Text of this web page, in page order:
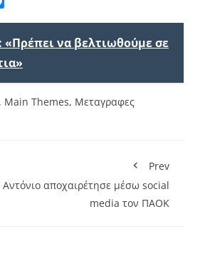
«Πρέπει να βελτιωθούμε σε
, Main Themes, Μεταγραφες
Prev
αποχαιρέτησε μέσω social
media τον ΠΑΟΚ